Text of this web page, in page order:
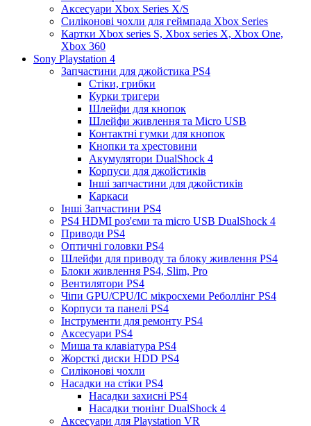
Аксесуари Xbox Series X/S
Силіконові чохли для геймпада Xbox Series
Картки Xbox series S, Xbox series X, Xbox One,
Xbox 360
Sony Playstation 4
Запчастини для джойстика PS4
Стіки, грибки
Курки тригери
Шлейфи для кнопок
Шлейфи живлення та Micro USB
Контактні гумки для кнопок
Кнопки та хрестовини
Акумулятори DualShock 4
Корпуси для джойстиків
Інші запчастини для джойстиків
Каркаси
Інші Запчастини PS4
PS4 HDMI роз'єми та micro USB DualShock 4
Приводи PS4
Оптичні головки PS4
Шлейфи для приводу та блоку живлення PS4
Блоки живлення PS4, Slim, Pro
Вентилятори PS4
Чіпи GPU/CPU/IC мікросхеми Реболлінг PS4
Корпуси та панелі PS4
Інструменти для ремонту PS4
Аксесуари PS4
Миша та клавіатура PS4
Жорсткі диски HDD PS4
Силіконові чохли
Насадки на стіки PS4
Насадки захисні PS4
Насадки тюнінг DualShock 4
Аксесуари для Playstation VR